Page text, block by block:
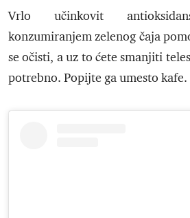
Vrlo učinkovit
konzumiranjem zelenog čaja
se očisti, a uz to ćete smanjiti
potrebno. Popijte ga umesto kafe.